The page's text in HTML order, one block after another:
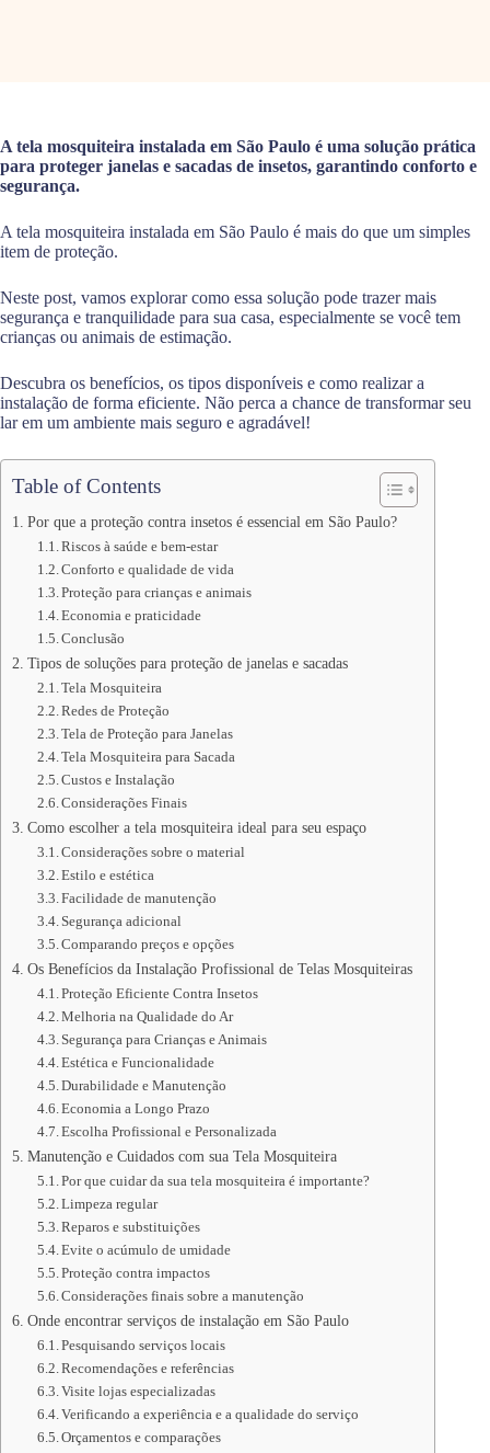
A tela mosquiteira instalada em São Paulo é uma solução prática
para proteger janelas e sacadas de insetos, garantindo conforto e
segurança.
A tela mosquiteira instalada em São Paulo é mais do que um simples
item de proteção.
Neste post, vamos explorar como essa solução pode trazer mais
segurança e tranquilidade para sua casa, especialmente se você tem
crianças ou animais de estimação.
Descubra os benefícios, os tipos disponíveis e como realizar a
instalação de forma eficiente. Não perca a chance de transformar seu
lar em um ambiente mais seguro e agradável!
Table of Contents
Por que a proteção contra insetos é essencial em São Paulo?
Riscos à saúde e bem-estar
Conforto e qualidade de vida
Proteção para crianças e animais
Economia e praticidade
Conclusão
Tipos de soluções para proteção de janelas e sacadas
Tela Mosquiteira
Redes de Proteção
Tela de Proteção para Janelas
Tela Mosquiteira para Sacada
Custos e Instalação
Considerações Finais
Como escolher a tela mosquiteira ideal para seu espaço
Considerações sobre o material
Estilo e estética
Facilidade de manutenção
Segurança adicional
Comparando preços e opções
Os Benefícios da Instalação Profissional de Telas Mosquiteiras
Proteção Eficiente Contra Insetos
Melhoria na Qualidade do Ar
Segurança para Crianças e Animais
Estética e Funcionalidade
Durabilidade e Manutenção
Economia a Longo Prazo
Escolha Profissional e Personalizada
Manutenção e Cuidados com sua Tela Mosquiteira
Por que cuidar da sua tela mosquiteira é importante?
Limpeza regular
Reparos e substituições
Evite o acúmulo de umidade
Proteção contra impactos
Considerações finais sobre a manutenção
Onde encontrar serviços de instalação em São Paulo
Pesquisando serviços locais
Recomendações e referências
Visite lojas especializadas
Verificando a experiência e a qualidade do serviço
Orçamentos e comparações